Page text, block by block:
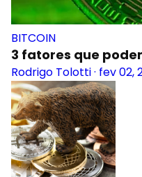
BITCOIN
3 fatores que
Rodrigo Tolotti· fev 02,